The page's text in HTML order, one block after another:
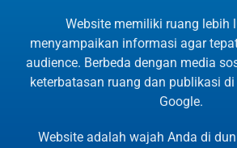
Website memiliki ruang lebih
menyampaikan informasi agar
audience. Berbeda dengan media
keterbatasan ruang dan publikasi
Google.
Website adalah wajah Anda di